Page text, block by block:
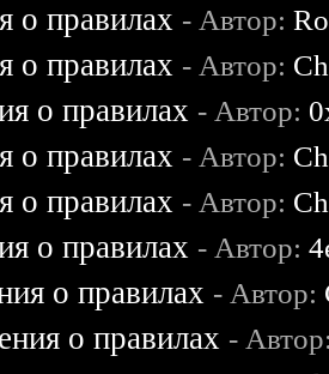
о правилах - Автор:
о правилах - Автор:
о правилах - Автор:
о правилах - Автор:
о правилах - Автор:
о правилах - Автор:
о правилах - Автор:
о правилах -